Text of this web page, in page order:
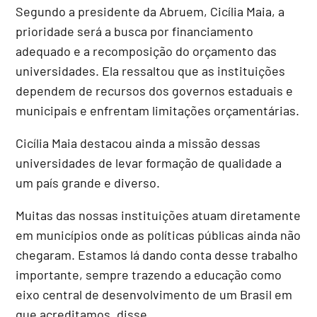
Segundo a presidente da Abruem, Cicília Maia, a
prioridade será a busca por financiamento
adequado e a recomposição do orçamento das
universidades. Ela ressaltou que as instituições
dependem de recursos dos governos estaduais e
municipais e enfrentam limitações orçamentárias.
Cicília Maia destacou ainda a missão dessas
universidades de levar formação de qualidade a
um país grande e diverso.
Muitas das nossas instituições atuam diretamente
em municípios onde as políticas públicas ainda não
chegaram. Estamos lá dando conta desse trabalho
importante, sempre trazendo a educação como
eixo central de desenvolvimento de um Brasil em